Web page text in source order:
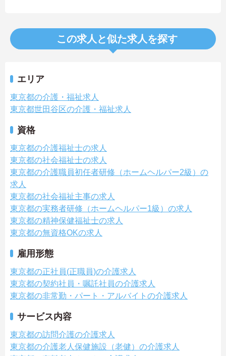
この求人と似た求人を探す
エリア
東京都の介護・福祉求人
東京都世田谷区の介護・福祉求人
資格
東京都の介護福祉士の求人
東京都の社会福祉士の求人
東京都の介護職員初任者研修（ホームヘルパー2級）の
求人
東京都の社会福祉主事の求人
東京都の実務者研修（ホームヘルパー1級）の求人
東京都の精神保健福祉士の求人
東京都の無資格OKの求人
雇用形態
東京都の正社員(正職員)の介護求人
東京都の契約社員・嘱託社員の介護求人
東京都の非常勤・パート・アルバイトの介護求人
サービス内容
東京都の訪問介護の介護求人
東京都の介護老人保健施設（老健）の介護求人